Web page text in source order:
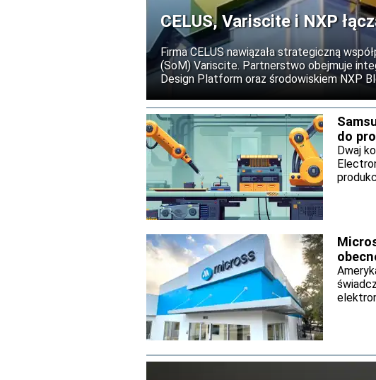
CELUS, Variscite i NXP
Firma CELUS nawiązała strategiczną
(SoM) Variscite. Partnerstwo obejmuje
Design Platform oraz środowiskiem NXP
opartych na sztucznej inteligencji.
do
Dwaj